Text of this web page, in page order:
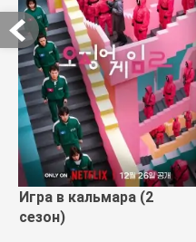
Игра в кальмара (2
сезон)